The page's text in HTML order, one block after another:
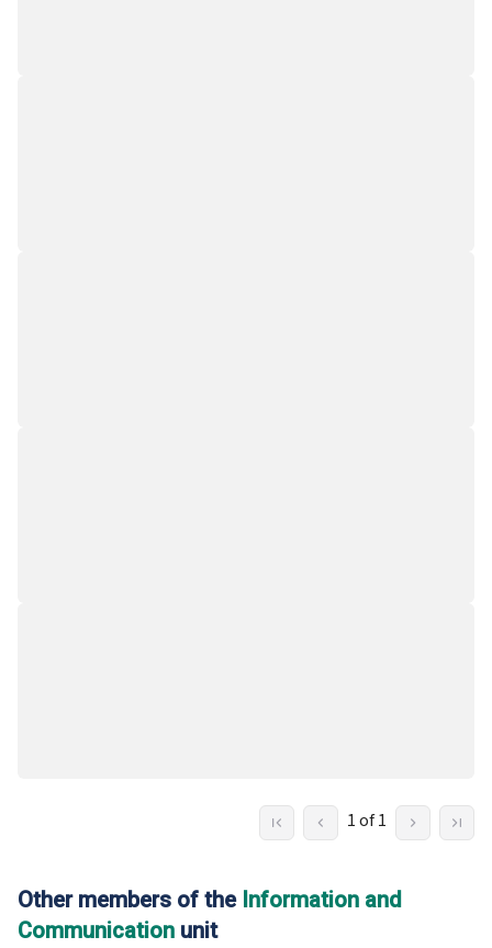
1 of 1
Other members of the Information and
Communication unit